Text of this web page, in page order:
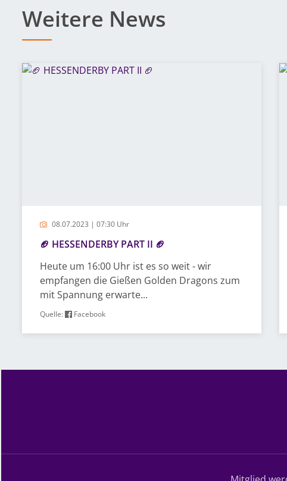
Weitere News
08.07.2023 | 07:30 Uhr
🏈 HESSENDERBY PART II 🏈
Heute um 16:00 Uhr ist es so weit - wir
empfangen die Gießen Golden Dragons zum
mit Spannung erwarte...
Quelle: Facebook